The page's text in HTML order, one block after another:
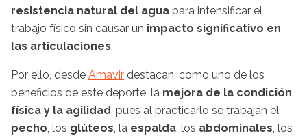
resistencia natural del agua para intensificar el
trabajo físico sin causar un impacto significativo en
las articulaciones.
Por ello, desde Amavir destacan, como uno de los
beneficios de este deporte, la mejora de la condición
física y la agilidad, pues al practicarlo se trabajan el
pecho, los glúteos, la espalda, los abdominales, los